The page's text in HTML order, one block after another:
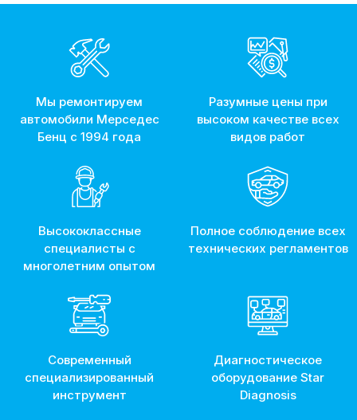
Мы ремонтируем
автомобили Мерседес
Бенц с 1994 года
Разумные цены при
высоком качестве всех
видов работ
Высококлассные
специалисты с
многолетним опытом
Полное соблюдение всех
технических регламентов
Современный
специализированный
инструмент
Диагностическое
оборудование Star
Diagnosis